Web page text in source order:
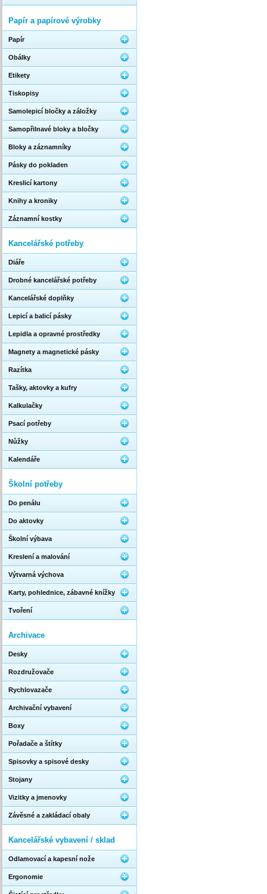
Papír a papírové výrobky
Papír
Obálky
Etikety
Tiskopisy
Samolepicí bločky a záložky
Samopřilnavé bloky a bločky
Bloky a záznamníky
Pásky do pokladen
Kreslicí kartony
Knihy a kroniky
Záznamní kostky
Kancelářské potřeby
Diáře
Drobné kancelářské potřeby
Kancelářské doplňky
Lepicí a balicí pásky
Lepidla a opravné prostředky
Magnety a magnetické pásky
Razítka
Tašky, aktovky a kufry
Kalkulačky
Psací potřeby
Nůžky
Kalendáře
Školní potřeby
Do penálu
Do aktovky
Školní výbava
Kreslení a malování
Výtvarná výchova
Karty, pohlednice, zábavné knížky
Tvoření
Archivace
Desky
Rozdružovače
Rychlovazače
Archivační vybavení
Boxy
Pořadače a štítky
Spisovky a spisové desky
Stojany
Vizitky a jmenovky
Závěsné a zakládací obaly
Kancelářské vybavení / sklad
Odlamovací a kapesní nože
Ergonomie